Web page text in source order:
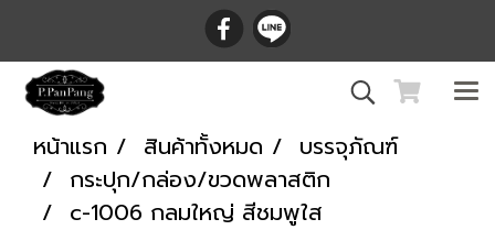
หน้าแรก สินค้าทั้งหมด
บรรจุภัณฑ์
กระปุก/กล่อง/ขวดพลาสติก
c-1006 กลมใหญ่ สีชมพูใส